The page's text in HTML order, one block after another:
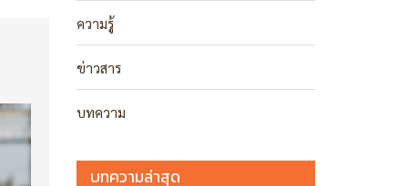
ความรู้
ข่าวสาร
บทความ
บทความล่าสุด